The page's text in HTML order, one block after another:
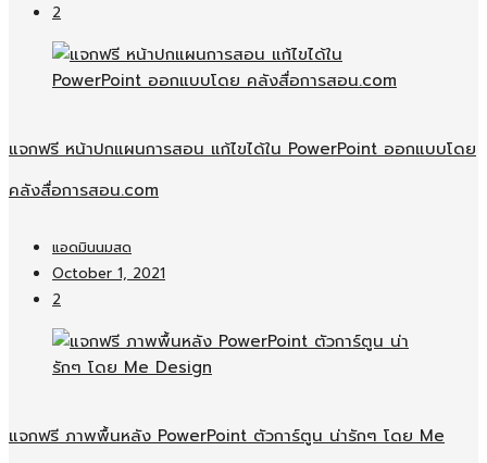
2
แจกฟรี หน้าปกแผนการสอน แก้ไขได้ใน PowerPoint ออกแบบโดย
คลังสื่อการสอน.com
แอดมินนมสด
October 1, 2021
2
แจกฟรี ภาพพื้นหลัง PowerPoint ตัวการ์ตูน น่ารักๆ โดย Me